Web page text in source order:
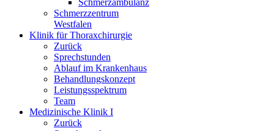
Schmerzambulanz
Schmerzzentrum
Westfalen
Klinik für Thoraxchirurgie
Zurück
Sprechstunden
Ablauf im Krankenhaus
Behandlungskonzept
Leistungsspektrum
Team
Medizinische Klinik I
Zurück